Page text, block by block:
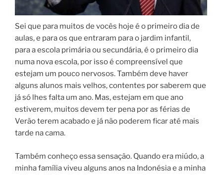
Sei que para muitos de vocês hoje é o primeiro dia de
aulas, e para os que entraram para o jardim infantil,
para a escola primária ou secundária, é o primeiro dia
numa nova escola, por isso é compreensível que
estejam um pouco nervosos. Também deve haver
alguns alunos mais velhos, contentes por saberem que
já só lhes falta um ano. Mas, estejam em que ano
estiverem, muitos devem ter pena por as férias de
Verão terem acabado e já não poderem ficar até mais
tarde na cama.
Também conheço essa sensação. Quando era miúdo, a
minha família viveu alguns anos na Indonésia e a minha